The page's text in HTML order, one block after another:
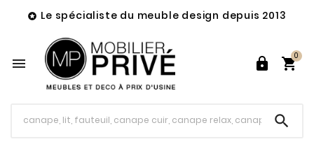
 Le spécialiste du meuble design depuis 2013
  
0
